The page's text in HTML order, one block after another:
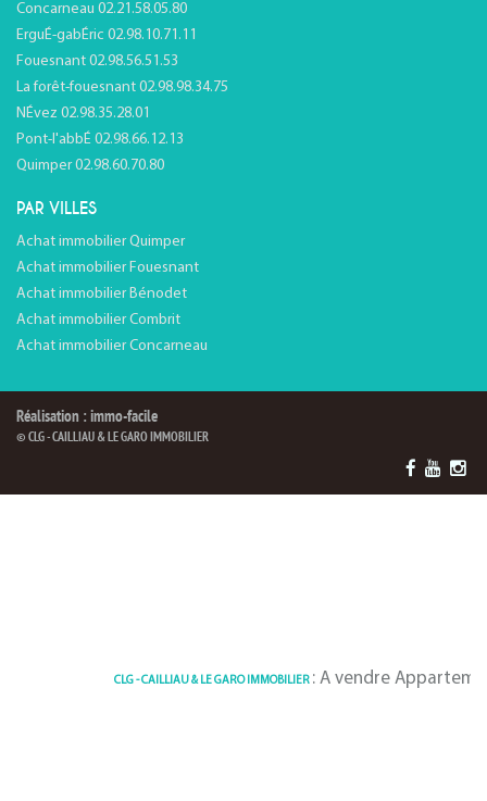
Concarneau 02.21.58.05.80
ErguÉ-gabÉric 02.98.10.71.11
Fouesnant 02.98.56.51.53
La forêt-fouesnant 02.98.98.34.75
NÉvez 02.98.35.28.01
Pont-l'abbÉ 02.98.66.12.13
Quimper 02.98.60.70.80
PAR VILLES
Achat immobilier Quimper
Achat immobilier Fouesnant
Achat immobilier Bénodet
Achat immobilier Combrit
Achat immobilier Concarneau
Réalisation : immo-facile
© CLG - CAILLIAU & LE GARO IMMOBILIER
CLG - CAILLIAU & LE GARO IMMOBILIER: A vendre Appartement 85 m²